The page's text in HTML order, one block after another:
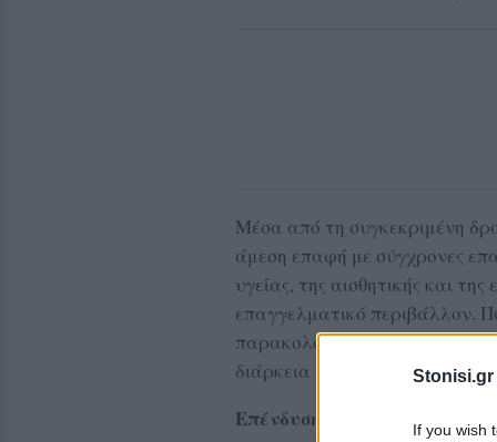
Stonisi.gr
If you wish
Μέσα από τη συγκεκριμένη
άμεση επαφή με σύγχρονες
υγείας, της αισθητικής και
επαγγελματικό περιβάλλον.
παρακολούθησαν τη
διάρκεια της κινητικότητας.
Επένδυση στην